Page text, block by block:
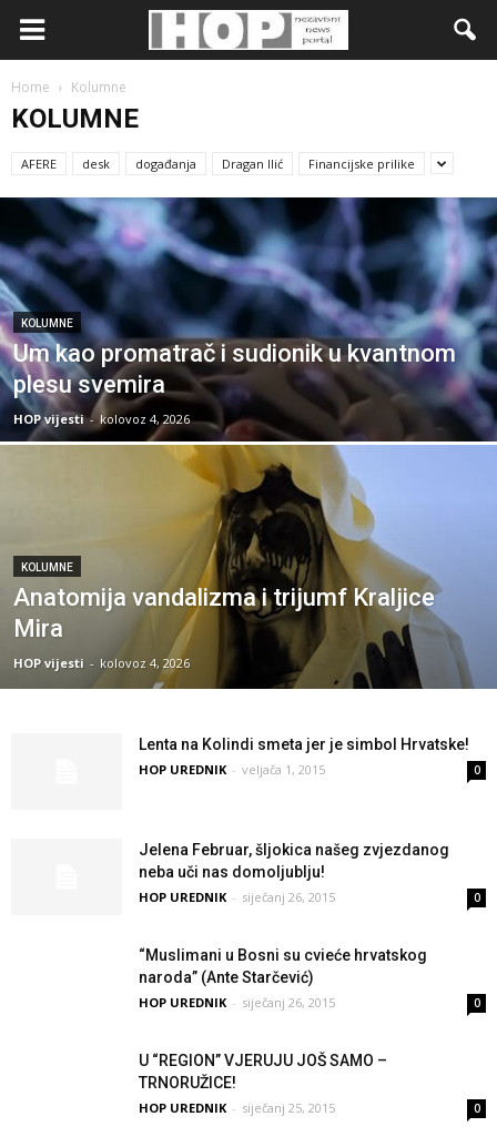
Home Kolumne
KOLUMNE
AFERE desk događanja Dragan Ilić Financijske prilike
KOLUMNE
Um kao promatrač i sudionik u kvantnom
plesu svemira
HOP vijesti - kolovoz 4, 2026
KOLUMNE
Anatomija vandalizma i trijumf Kraljice
Mira
HOP vijesti - kolovoz 4, 2026
Lenta na Kolindi smeta jer je simbol Hrvatske!
HOP UREDNIK - veljača 1, 2015 0
Jelena Februar, šljokica našeg zvjezdanog
neba uči nas domoljublju!
HOP UREDNIK - siječanj 26, 2015 0
“Muslimani u Bosni su cvieće hrvatskog
naroda” (Ante Starčević)
HOP UREDNIK - siječanj 26, 2015 0
U “REGION” VJERUJU JOŠ SAMO –
TRNORUŽICE!
HOP UREDNIK - siječanj 25, 2015 0